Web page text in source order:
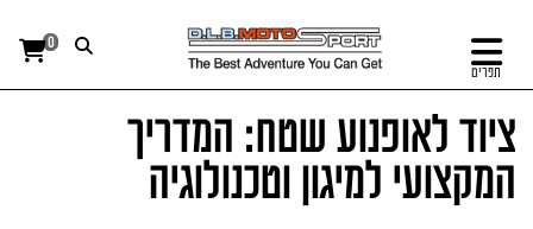
תפריט
0
ציוד לאופנוע שטח: המדריך
המקצועי למיגון וטכנולוגיה